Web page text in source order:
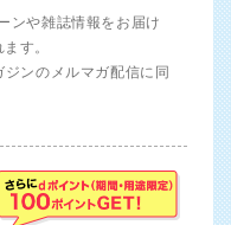
ンや雑誌情報をお届け
す。
ンのメルマガ配信に同